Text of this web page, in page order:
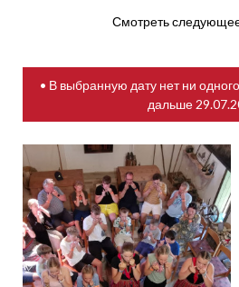
Смотреть
• В выбранную дату нет ни
дальше